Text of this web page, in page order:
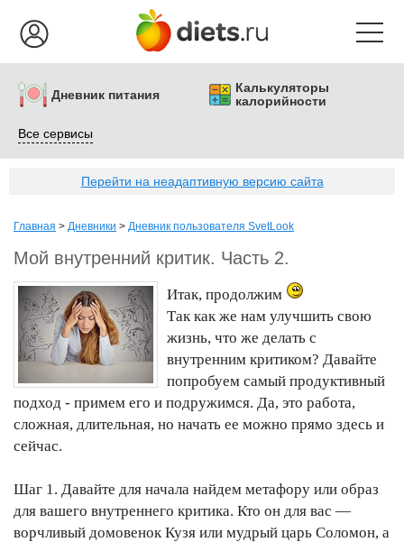
Дневник питания
Калькуляторы
калорийности
Все сервисы
Перейти на неадаптивную версию сайта
Главная > Дневники > Дневник пользователя SvetLook
Мой внутренний критик. Часть 2.
Итак, продолжим
Так как же нам улучшить свою
жизнь, что же делать с
внутренним критиком? Давайте
попробуем самый продуктивный
подход - примем его и подружимся. Да, это работа,
сложная, длительная, но начать ее можно прямо здесь и
сейчас.
Шаг 1. Давайте для начала найдем метафору или образ
для вашего внутреннего критика. Кто он для вас —
ворчливый домовенок Кузя или мудрый царь Соломон, а